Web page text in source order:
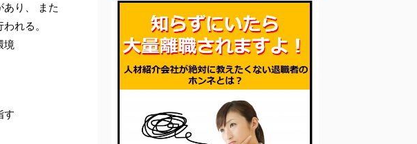
り、 また
れる。
境
す